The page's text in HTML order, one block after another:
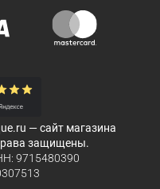
— сайт магазина
защищены.
9715480390